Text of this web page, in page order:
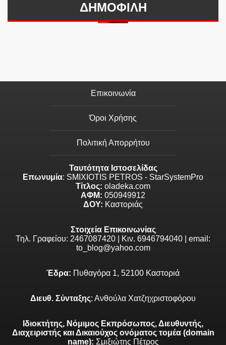
ΔΗΜΟΦΙΛΗ
Επικοινωνία
Όροι Χρήσης
Πολιτική Απορρήτου
Ταυτότητα Ιστοσελίδας
Επωνυμία: SMIXIOTIS PETROS - StarSystemPro
Τίτλος: oladeka.com
ΑΦΜ: 050949912
ΔΟΥ: Καστοριάς
Στοιχεία Επικοινωνίας
Τηλ. Γραφείου: 2467087420 | Κιν. 6946794040 | email:
to_blog@yahoo.com
Έδρα: Πυθαγόρα 1, 52100 Καστοριά
Διευθ. Σύνταξης: Ανθούλα Χατζηχριστοφόρου
Ιδιοκτήτης, Νόμιμος Εκπρόσωπος, Διευθυντής,
Διαχειριστής και Δικαιούχος ονόματος τομέα (domain
name): Σμιξιώτης Πέτρος